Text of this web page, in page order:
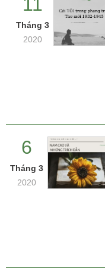
Tháng 3
2020
6
Tháng 3
2020